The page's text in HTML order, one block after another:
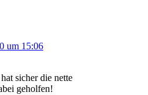
um 15:06
sicher die nette
geholfen!